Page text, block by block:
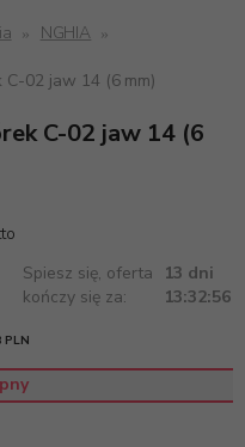
NGHIA
C-02 jaw 14 (6 mm)
C-02 jaw 14 (6
Spiesz się, oferta
kończy się za:
13 dni
13:32:55
PLN